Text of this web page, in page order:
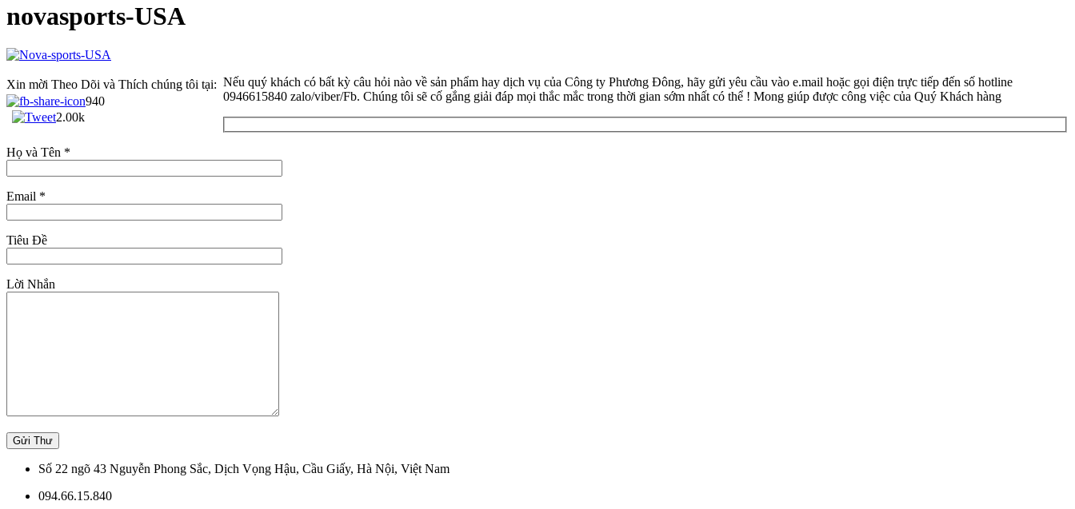
novasports-USA
Xin mời Theo Dõi và Thích chúng tôi tại:
940
2.00k
Nếu quý khách có bất kỳ câu hỏi nào về sản phẩm hay dịch vụ của Công ty Phương Đông, hãy gửi yêu cầu vào e.mail hoặc gọi điện trực tiếp đến số hotline
0946615840 zalo/viber/Fb. Chúng tôi sẽ cố gắng giải đáp mọi thắc mắc trong thời gian sớm nhất có thể ! Mong giúp được công việc của Quý Khách hàng
Họ và Tên *
Email *
Tiêu Đề
Lời Nhắn
Số 22 ngõ 43 Nguyễn Phong Sắc, Dịch Vọng Hậu, Cầu Giấy, Hà Nội, Việt Nam
094.66.15.840